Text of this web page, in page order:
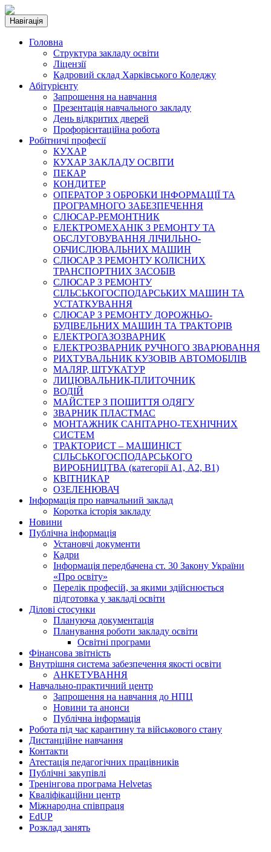
Навігація
Головна
Структура закладу освіти
Ліцензії
Кадровий склад Харківського Коледжу
Абітурієнту
Запрошення на навчання
Презентація навчального закладу
День відкритих дверей
Профорієнтаційна робота
Робітничі професії
КУХАР
КУХАР ЗАКЛАДУ ОСВІТИ
ПЕКАР
КОНДИТЕР
ОПЕРАТОР З ОБРОБКИ ІНФОРМАЦІЇ ТА
ПРОГРАМНОГО ЗАБЕЗПЕЧЕННЯ
СЛЮСАР-РЕМОНТНИК
ЕЛЕКТРОМЕХАНІК З РЕМОНТУ ТА
ОБСЛУГОВУВАННЯ ЛІЧИЛЬНО-
ОБЧИСЛЮВАЛЬНИХ МАШИН
СЛЮСАР З РЕМОНТУ КОЛІСНИХ
ТРАНСПОРТНИХ ЗАСОБІВ
СЛЮСАР З РЕМОНТУ
СІЛЬСЬКОГОСПОДАРСЬКИХ МАШИН ТА
УСТАТКУВАННЯ
СЛЮСАР З РЕМОНТУ ДОРОЖНЬО-
БУДІВЕЛЬНИХ МАШИН ТА ТРАКТОРІВ
ЕЛЕКТРОГАЗОЗВАРНИК
ЕЛЕКТРОЗВАРНИК РУЧНОГО ЗВАРЮВАННЯ
РИХТУВАЛЬНИК КУЗОВІВ АВТОМОБІЛІВ
МАЛЯР, ШТУКАТУР
ЛИЦЮВАЛЬНИК-ПЛИТОЧНИК
ВОДІЙ
МАЙСТЕР З ПОШИТТЯ ОДЯГУ
ЗВАРНИК ПЛАСТМАС
МОНТАЖНИК САНІТАРНО-ТЕХНІЧНИХ
СИСТЕМ
ТРАКТОРИСТ – МАШИНІСТ
СІЛЬСЬКОГОСПОДАРСЬКОГО
ВИРОБНИЦТВА (категорії А1, А2, В1)
КВІТНИКАР
ОЗЕЛЕНЮВАЧ
Інформація про навчальний заклад
Коротка історія закладу
Новини
Публічна інформація
Установчі документи
Кадри
Інформація передбачена ст. 30 Закону України
«Про освіту»
Перелік професій, за якими здійснюється
підготовка у закладі освіти
Ділові стосунки
Плануюча документація
Планування роботи закладу освіти
Освітні програми
Фінансова звітність
Внутрішня система забезпечення якості освіти
АНКЕТУВАННЯ
Навчально-практичний центр
Запрошення на навчання до НПЦ
Новини та анонси
Публічна інформація
Робота під час карантину та військового стану
Дистанційне навчання
Контакти
Атестація педагогічних працівників
Публічні закупівлі
Тренінгова програма Helvetas
Кваліфікаційни центр
Міжнародна співпраця
EdUР
Розклад занять